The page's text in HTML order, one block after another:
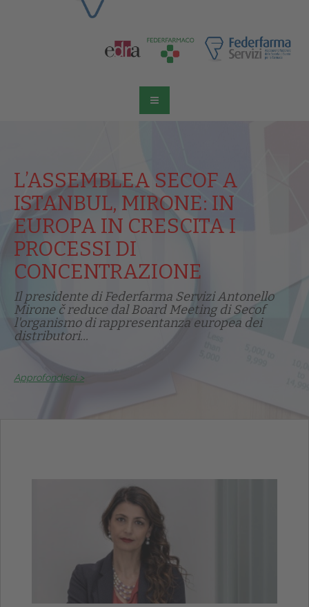
L’ASSEMBLEA SECOF A
ISTANBUL, MIRONE: IN
EUROPA IN CRESCITA I
PROCESSI DI
CONCENTRAZIONE
Il presidente di Federfarma Servizi Antonello
Mirone č reduce dal Board Meeting di Secof
l'organismo di rappresentanza europea dei
distributori...
Approfondisci >